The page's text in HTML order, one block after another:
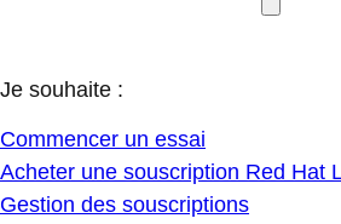
Je souhaite :
Commencer un essai
Acheter une souscription Red Hat
Gestion des souscriptions